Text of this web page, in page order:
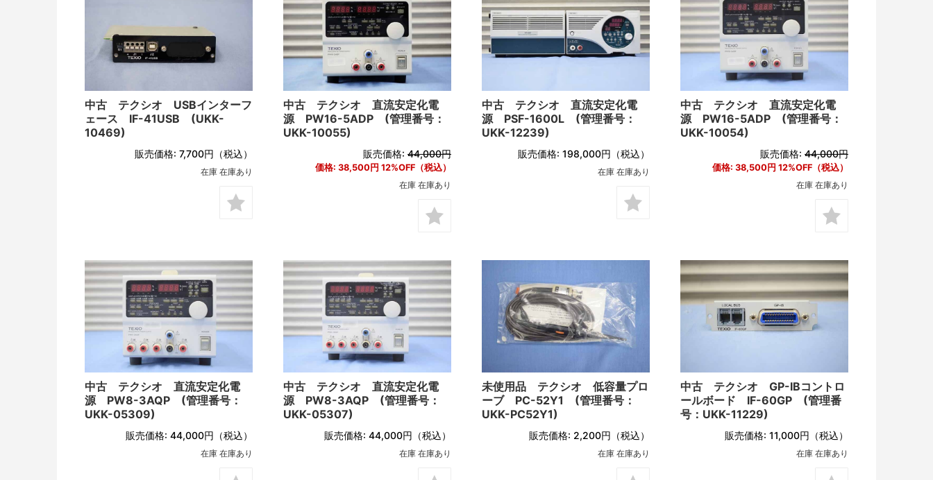
中古 テクシオ USBインターフ
ェース IF-41USB (UKK-
10469)
販売価格: 7,700円 （税込）
在庫 在庫あり
中古 テクシオ 直流安定化電
源 PW16-5ADP (管理番号：
UKK-10055)
販売価格: 44,000円
価格: 38,500円 12%OFF（税込）
在庫 在庫あり
中古 テクシオ 直流安定化電
源 PSF-1600L (管理番号：
UKK-12239)
販売価格: 198,000円 （税込）
在庫 在庫あり
中古 テクシオ 直流安定化電
源 PW16-5ADP (管理番号：
UKK-10054)
販売価格: 44,000円
価格: 38,500円 12%OFF（税込）
在庫 在庫あり
中古 テクシオ 直流安定化電
源 PW8-3AQP (管理番号：
UKK-05309)
販売価格: 44,000円 （税込）
在庫 在庫あり
中古 テクシオ 直流安定化電
源 PW8-3AQP (管理番号：
UKK-05307)
販売価格: 44,000円 （税込）
在庫 在庫あり
未使用品 テクシオ 低容量プロ
ーブ PC-52Y1 (管理番号：
UKK-PC52Y1)
販売価格: 2,200円 （税込）
在庫 在庫あり
中古 テクシオ GP-IBコントロ
ールボード IF-60GP (管理番
号：UKK-11229)
販売価格: 11,000円 （税込）
在庫 在庫あり